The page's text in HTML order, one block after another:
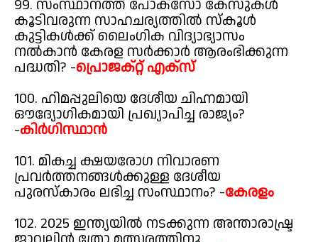
99. സംസ്ഥാനത്ത് പോക്സോ കേസുകൾ
കൂടിവരുന്ന സാഹചര്യത്തിൽ സ്കൂൾ
കുട്ടികൾക്ക് ലൈംഗിക വിദ്യാഭ്യാസം
നൽകാൻ കേരള സർക്കാർ ആരംഭിക്കുന്ന
പദ്ധതി? -പ്രൊജക്റ്റ് എക്സ്
100. ഹിമപ്പുലിയെ ദേശീയ ചിഹ്നമായി
ഔദ്യോഗികമായി പ്രഖ്യാപിച്ച രാജ്യം?
-കിർഗിസ്ഥാൻ
101. മികച്ച ക്ഷയരോഗ നിവാരണ
പ്രവർത്തനങ്ങൾക്കുള്ള ദേശീയ
പുരസ്കാരം ലഭിച്ച സംസ്ഥാനം? -കേരളം
102. 2025 ഇന്ത്യയിൽ നടക്കുന്ന അന്താരാഷ്ട്ര